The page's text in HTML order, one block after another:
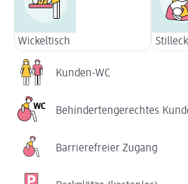
Wickeltisch
Kunden-WC
Behindertengerechtes
Barrierefreier Zugang